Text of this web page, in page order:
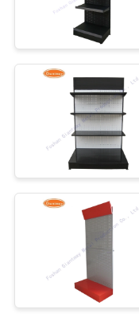
CONTATTICI
NOTIZIE
MAPPA
DEL
SITO
PRIVACY
POLICY
Stand
cesto